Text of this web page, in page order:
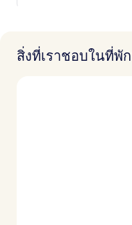
สิ่งที่เราชอบในที่พั